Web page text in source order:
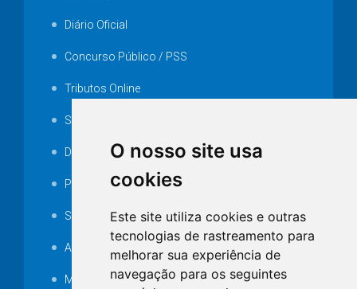
O nosso site usa
cookies
Este site utiliza cookies e outras
tecnologias de rastreamento para
melhorar sua experiência de
navegação para os seguintes
Diário Oficial
Concurso Público / PSS
Tributos Online
Serviços ISS-E
Decretos
Portarias
SAMAE
Audiência pública
MANUTENÇÃO DE ILUMINAÇÃO PÚBLICA